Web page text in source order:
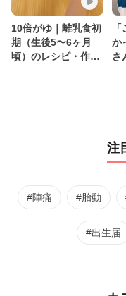
10倍がゆ｜離乳食初
期（生後5〜6ヶ月
頃）のレシピ・作り
か
さ
注
#陣痛 #胎動
#出生届